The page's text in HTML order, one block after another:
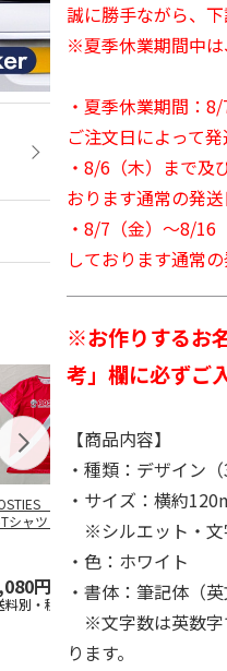
オリジナ
Tシャツ Sサイズ
円
料別・税込)
アニメ『ジョジ
奇妙な冒険 黄
風』CITY POP
5.0（3）
4,939円
(送料別・税込)
誠に勝手ながら、
※夏季休業期間中は
・夏季休業期間：
ご注文日によって
・8/6（木）まで及
おります通常の発
・8/7（金）～8/16
しております通常
※お作りするお
考」欄に必ずご
【商品内容】
・種類：デザイン（
・サイズ：横約
※シルエット・文
・色：ホワイト
・書体：筆記体（
※文字数は英数字
ります。